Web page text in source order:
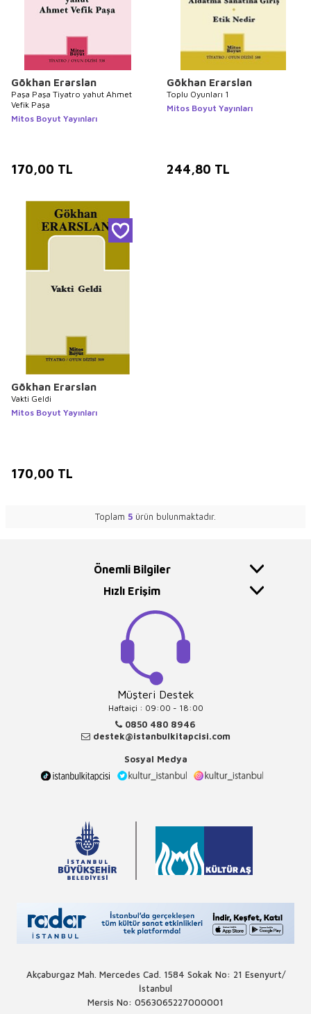
Gökhan Erarslan
Paşa Paşa Tiyatro yahut Ahmet
Vefik Paşa
Mitos Boyut Yayınları
170,00 TL
Gökhan Erarslan
Toplu Oyunları 1
Mitos Boyut Yayınları
244,80 TL
Gökhan Erarslan
Vakti Geldi
Mitos Boyut Yayınları
170,00 TL
Toplam 5 ürün bulunmaktadır.
Önemli Bilgiler
Hızlı Erişim
Müşteri Destek
Haftaiçi : 09:00 - 18:00
0850 480 8946
destek@istanbulkitapcisi.com
Sosyal Medya
Akçaburgaz Mah. Mercedes Cad. 1584 Sokak No: 21 Esenyurt/
İstanbul
Mersis No: 0563065227000001